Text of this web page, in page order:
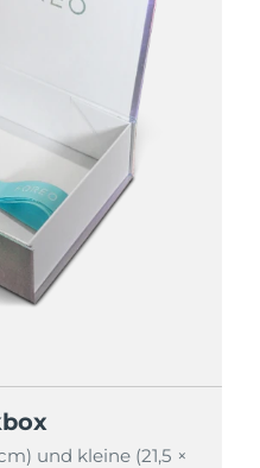
und kleine (21,5 ×
und kleine (21,5 ×